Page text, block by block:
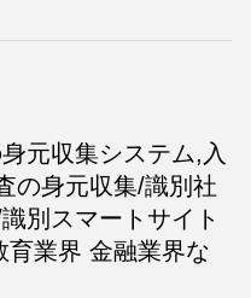
元収集システム,入
の身元収集/識別社
別スマートサイト
業界 金融業界な